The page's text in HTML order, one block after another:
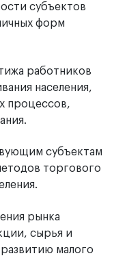
субъектов
форм
работников
населения,
процессов,
субъектам
торгового
рынка
сырья и
малого